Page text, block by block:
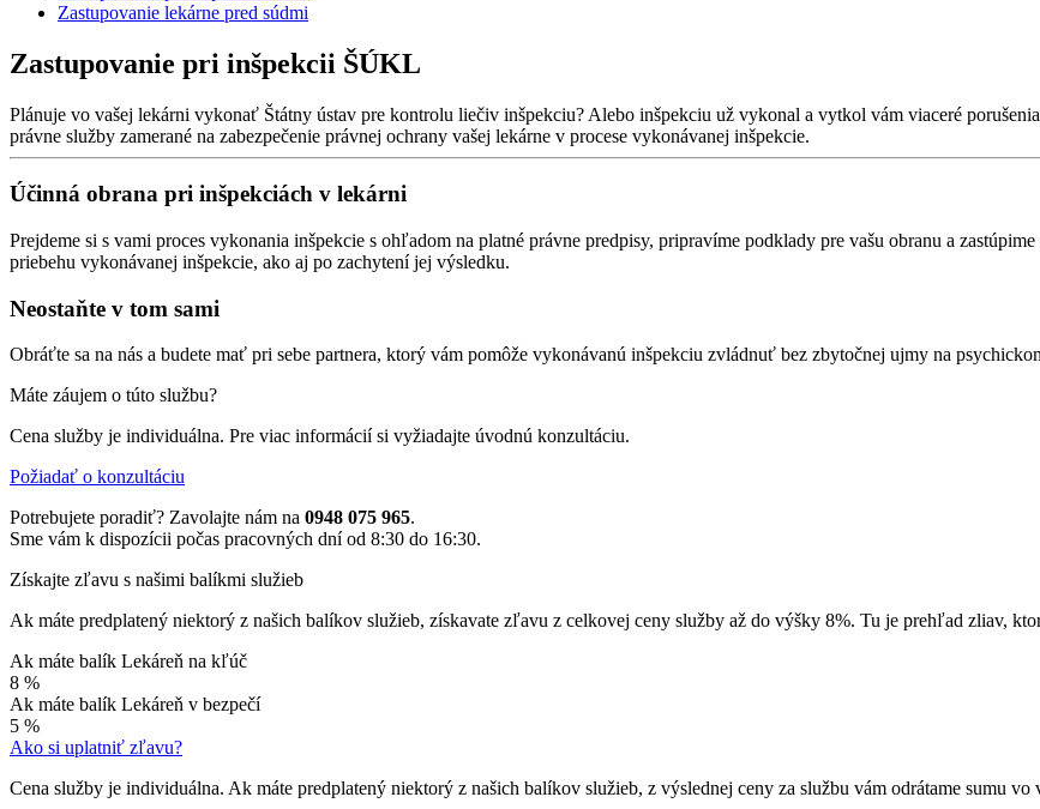
Zastupovanie lekárne pred súdmi
Zastupovanie pri inšpekcii ŠÚKL
Plánuje vo vašej lekárni vykonať Štátny ústav pre kontrolu liečiv inšpekciu? Alebo inšpekciu už vykonal a vytkol vám viaceré
právne služby zamerané na zabezpečenie právnej ochrany vašej lekárne v procese vykonávanej inšpekcie.
Účinná obrana pri inšpekciách v lekárni
Prejdeme si s vami proces vykonania inšpekcie s ohľadom na platné právne predpisy, pripravíme podklady pre vašu obranu a
priebehu vykonávanej inšpekcie, ako aj po zachytení jej výsledku.
Neostaňte v tom sami
Obráťte sa na nás a budete mať pri sebe partnera, ktorý vám pomôže vykonávanú inšpekciu zvládnuť bez zbytočnej ujmy na
Máte záujem o túto službu?
Cena služby je individuálna. Pre viac informácií si vyžiadajte úvodnú konzultáciu.
Požiadať o konzultáciu
Potrebujete poradiť? Zavolajte nám na 0948 075 965.
Sme vám k dispozícii počas pracovných dní od 8:30 do 16:30.
Získajte zľavu s našimi balíkmi služieb
Ak máte predplatený niektorý z našich balíkov služieb, získavate zľavu z celkovej ceny služby až do výšky 8%. Tu je prehľad zliav,
Ak máte balík Lekáreň na kľúč
8 %
Ak máte balík Lekáreň v bezpečí
5 %
Ako si uplatniť zľavu?
Cena služby je individuálna. Ak máte predplatený niektorý z našich balíkov služieb, z výslednej ceny za službu vám odrátame sumu